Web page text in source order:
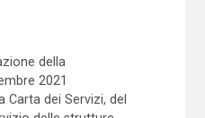
della
2021
dei Servizi, del